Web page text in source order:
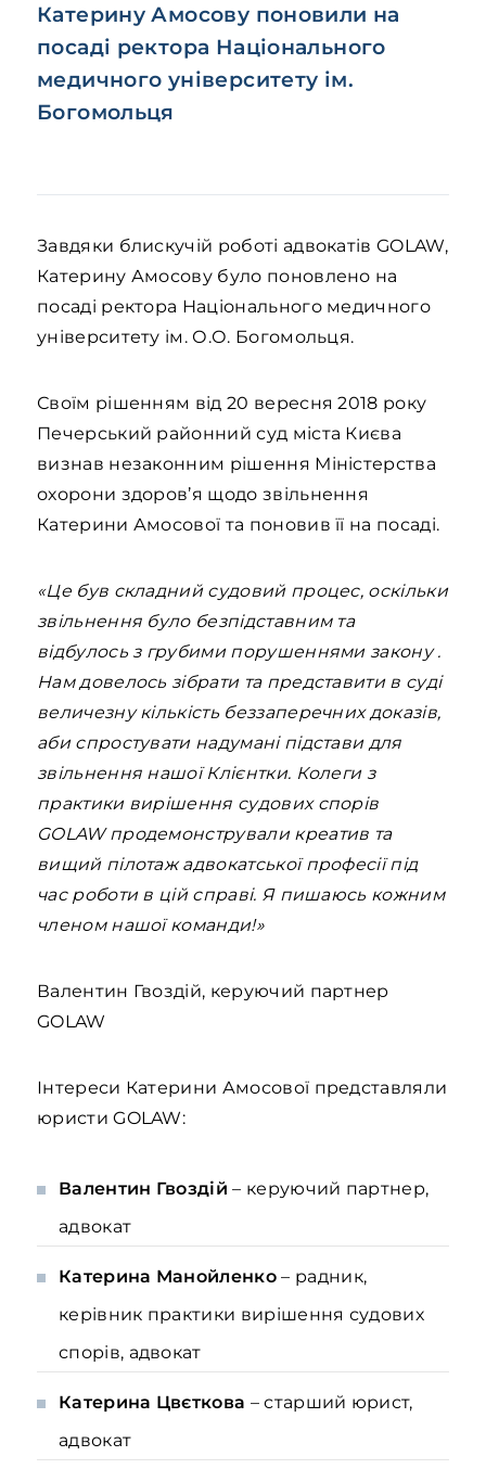
Катерину Амосову поновили на
посаді ректора Національного
медичного університету ім.
Богомольця
Завдяки блискучій роботі адвокатів GOLAW,
Катерину Амосову було поновлено на
посаді ректора Національного медичного
університету ім. О.О. Богомольця.
Своїм рішенням від 20 вересня 2018 року
Печерський районний суд міста Києва
визнав незаконним рішення Міністерства
охорони здоров’я щодо звільнення
Катерини Амосової та поновив її на посаді.
«Це був складний судовий процес, оскільки
звільнення було безпідставним та
відбулось з грубими порушеннями закону .
Нам довелось зібрати та представити в суді
величезну кількість беззаперечних доказів,
аби спростувати надумані підстави для
звільнення нашої Клієнтки. Колеги з
практики вирішення судових спорів
GOLAW продемонстрували креатив та
вищий пілотаж адвокатської професії під
час роботи в цій справі. Я пишаюсь кожним
членом нашої команди!»
Валентин Гвоздій, керуючий партнер
GOLAW
Інтереси Катерини Амосової представляли
юристи GOLAW:
Валентин Гвоздій– керуючий партнер,
адвокат
Катерина Манойленко – радник,
керівник практики вирішення судових
спорів, адвокат
Катерина Цвєткова – старший юрист,
адвокат